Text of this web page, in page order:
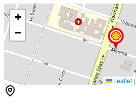
+
−
Leaflet |